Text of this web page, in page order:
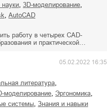
науки 3D-моделирование
AutoCAD
работу в четырех САD-
и практической…
05.02.2022 16:35
литература
моделирование эргономика
системы знания и навыки